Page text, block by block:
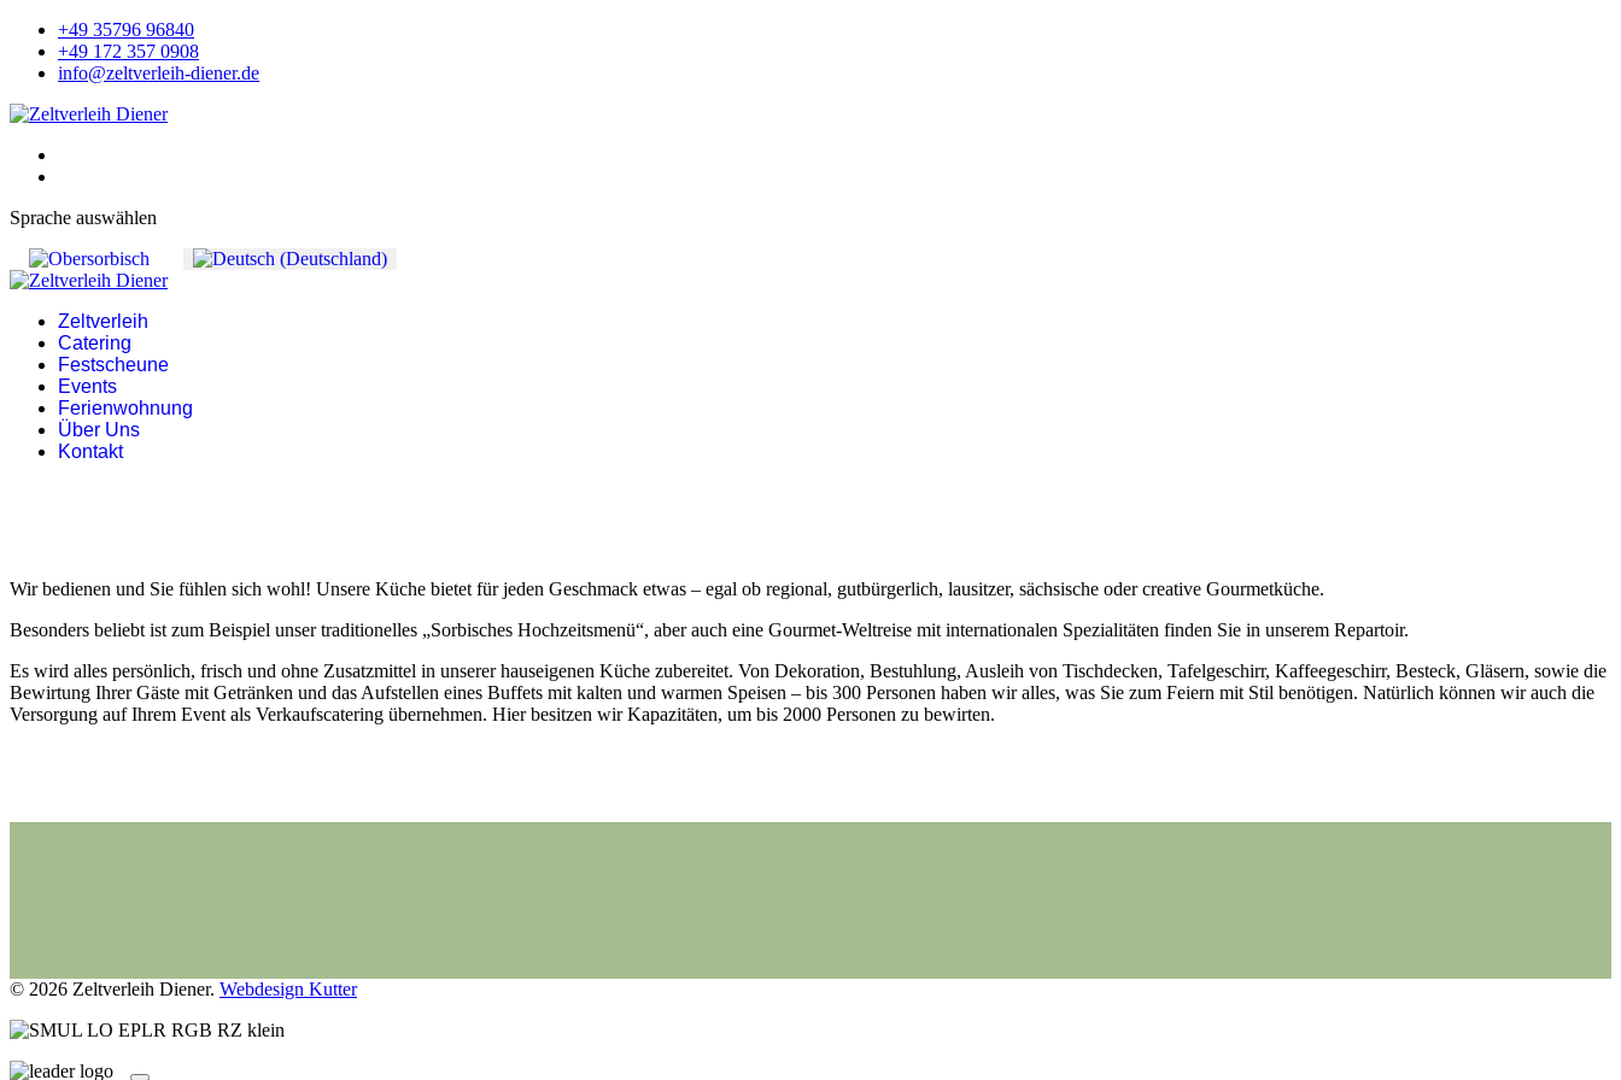
+49 35796 96840
+49 172 357 0908
info@zeltverleih-diener.de
Sprache auswählen
Zeltverleih
Catering
Festscheune
Events
Ferienwohnung
Über Uns
Kontakt
Wir bedienen und Sie fühlen sich wohl! Unsere Küche bietet für jeden Geschmack etwas – egal ob regional, gutbürgerlich, lausitzer, sächsische oder creative Gourmetküche.
Besonders beliebt ist zum Beispiel unser traditionelles „Sorbisches Hochzeitsmenü“, aber auch eine Gourmet-Weltreise mit internationalen Spezialitäten finden Sie in unserem Repartoir.
Es wird alles persönlich, frisch und ohne Zusatzmittel in unserer hauseigenen Küche zubereitet. Von Dekoration, Bestuhlung, Ausleih von Tischdecken, Tafelgeschirr, Kaffeegeschirr, Besteck, Gläsern, sowie die
Bewirtung Ihrer Gäste mit Getränken und das Aufstellen eines Buffets mit kalten und warmen Speisen – bis 300 Personen haben wir alles, was Sie zum Feiern mit Stil benötigen. Natürlich können wir auch die
Versorgung auf Ihrem Event als Verkaufscatering übernehmen. Hier besitzen wir Kapazitäten, um bis 2000 Personen zu bewirten.
© 2026 Zeltverleih Diener. Webdesign Kutter